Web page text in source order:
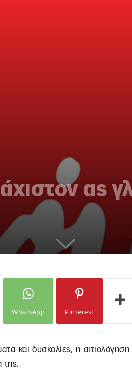
ας
WhatsApp Pinterest
και δυσκολίες, η
της.